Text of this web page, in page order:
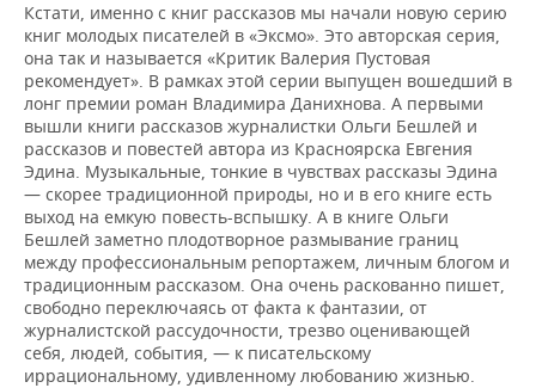
Кстати, именно с книг рассказов мы начали новую серию
книг молодых писателей в «Эксмо». Это авторская серия,
она так и называется «Критик Валерия Пустовая
рекомендует». В рамках этой серии выпущен вошедший в
лонг премии роман Владимира Данихнова. А первыми
вышли книги рассказов журналистки Ольги Бешлей и
рассказов и повестей автора из Красноярска Евгения
Эдина. Музыкальные, тонкие в чувствах рассказы Эдина
— скорее традиционной природы, но и в его книге есть
выход на емкую повесть-вспышку. А в книге Ольги
Бешлей заметно плодотворное размывание границ
между профессиональным репортажем, личным блогом и
традиционным рассказом. Она очень раскованно пишет,
свободно переключаясь от факта к фантазии, от
журналистской рассудочности, трезво оценивающей
себя, людей, события, — к писательскому
иррациональному, удивленному любованию жизнью.